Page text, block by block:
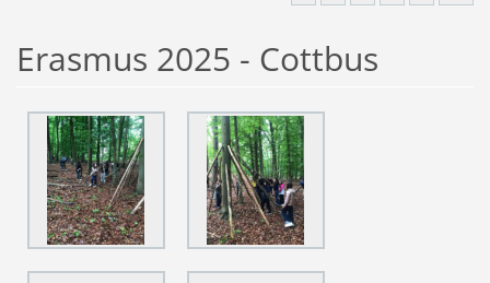
Erasmus 2025 - Cottbus